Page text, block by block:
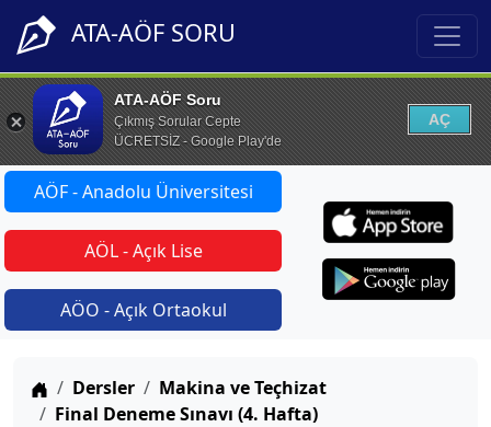
ATA-AÖF SORU
ATA-AÖF Soru
Çıkmış Sorular Cepte
ÜCRETSİZ - Google Play'de
AÇ
AÖF - Anadolu Üniversitesi
AÖL - Açık Lise
AÖO - Açık Ortaokul
Anasayfa
Dersler
Makina ve Teçhizat
Final Deneme Sınavı (4. Hafta)